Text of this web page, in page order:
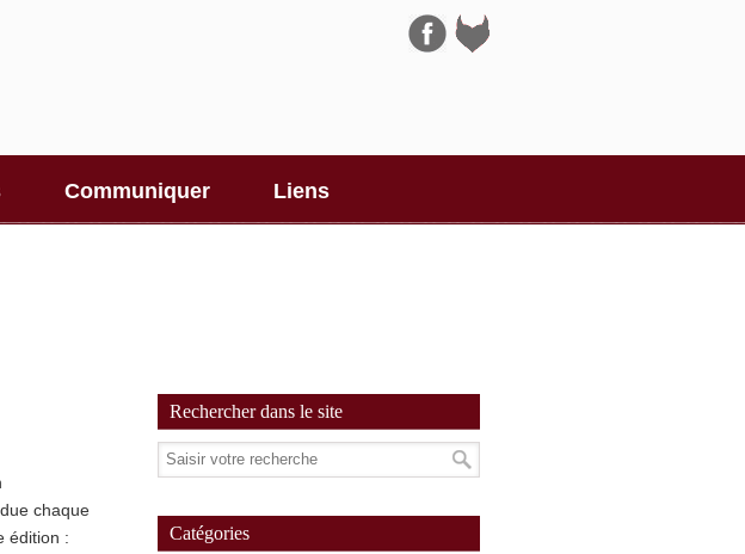
Communiquer Liens
Navigation
chaque
édition :
Rechercher dans le site
Catégories